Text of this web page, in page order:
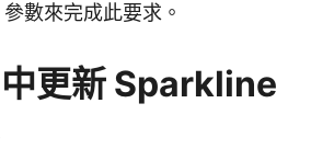
數來完成此要求。
更新 Sparkline